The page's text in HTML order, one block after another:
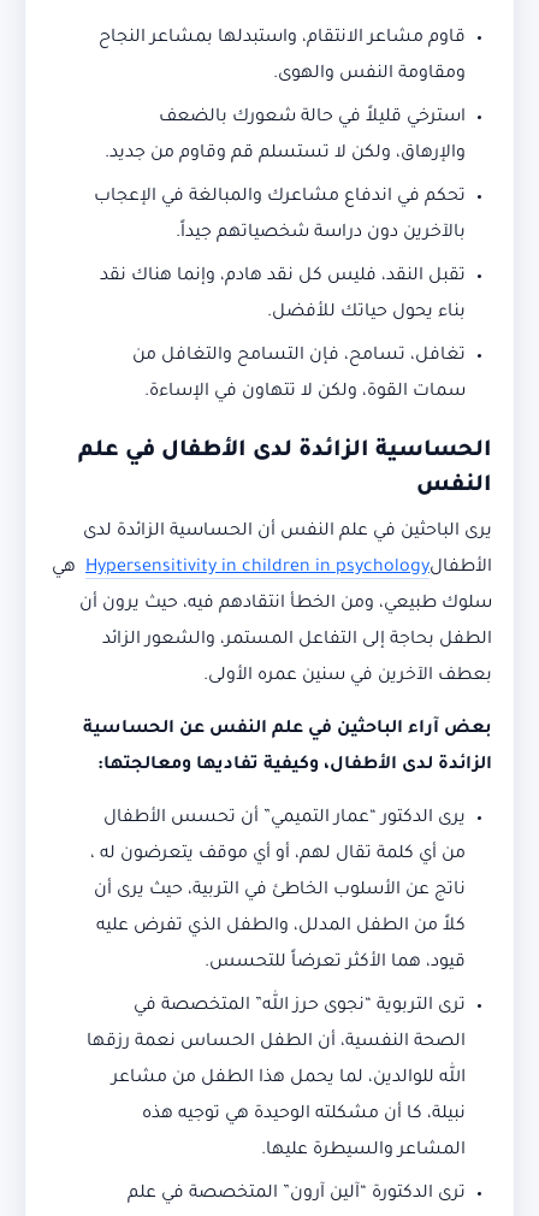
قاوم مشاعر الانتقام، واستبدلها بمشاعر النجاح
ومقاومة النفس والهوى.
استرخي قليلاً في حالة شعورك بالضعف
والإرهاق، ولكن لا تستسلم قم وقاوم من جديد.
تحكم في اندفاع مشاعرك والمبالغة في الإعجاب
بالآخرين دون دراسة شخصياتهم جيداً.
تقبل النقد، فليس كل نقد هادم، وإنما هناك نقد
بناء يحول حياتك للأفضل.
تغافل، تسامح، فإن التسامح والتغافل من
سمات القوة، ولكن لا تتهاون في الإساءة.
الحساسية الزائدة لدى الأطفال في علم
النفس
يرى الباحثين في علم النفس أن الحساسية الزائدة لدى
الأطفالHypersensitivity in children in psychology هي
سلوك طبيعي، ومن الخطأ انتقادهم فيه، حيث يرون أن
الطفل بحاجة إلى التفاعل المستمر، والشعور الزائد
بعطف الآخرين في سنين عمره الأولى.
بعض آراء الباحثين في علم النفس عن الحساسية
الزائدة لدى الأطفال، وكيفية تفاديها ومعالجتها:
يرى الدكتور “عمار التميمي” أن تحسس الأطفال
من أي كلمة تقال لهم، أو أي موقف يتعرضون له ،
ناتج عن الأسلوب الخاطئ في التربية، حيث يرى أن
كلاً من الطفل المدلل، والطفل الذي تفرض عليه
قيود، هما الأكثر تعرضاً للتحسس.
ترى التربوية “نجوى حرز الله” المتخصصة في
الصحة النفسية، أن الطفل الحساس نعمة رزقها
الله للوالدين، لما يحمل هذا الطفل من مشاعر
نبيلة، كا أن مشكلته الوحيدة هي توجيه هذه
المشاعر والسيطرة عليها.
ترى الدكتورة “آلين آرون” المتخصصة في علم